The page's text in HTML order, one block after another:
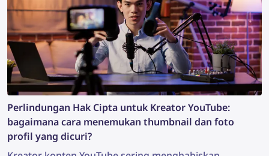
Perlindungan Hak Cipta untuk Kreator YouTube:
bagaimana cara menemukan thumbnail dan foto
profil yang dicuri?